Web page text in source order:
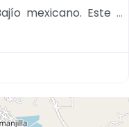
mexicano. Este …